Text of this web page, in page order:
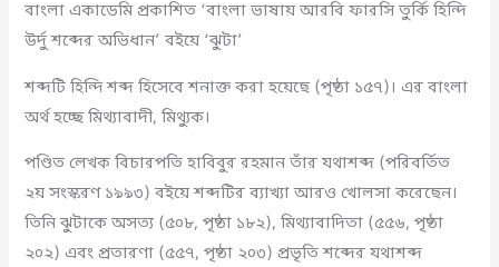
বাংলা একাডেমি প্রকাশিত ‘বাংলা ভাষায় আরবি ফারসি তুর্কি হিন্দি
উর্দু শব্দের অভিধান’ বইয়ে ‘ঝুটা’
শব্দটি হিন্দি শব্দ হিসেবে শনাক্ত করা হয়েছে (পৃষ্ঠা ১৫৭)। এর বাংলা
অর্থ হচ্ছে মিথ্যাবাদী, মিথ্যুক।
পণ্ডিত লেখক বিচারপতি হাবিবুর রহমান তাঁর যথাশব্দ (পরিবর্তিত
২য় সংস্করণ ১৯৯৩) বইয়ে শব্দটির ব্যাখ্যা আরও খোলসা করেছেন।
তিনি ঝুটাকে অসত্য (৫০৮, পৃষ্ঠা ১৮২), মিথ্যাবাদিতা (৫৫৬, পৃষ্ঠা
২০২) এবং প্রতারণা (৫৫৭, পৃষ্ঠা ২০৩) প্রভৃতি শব্দের যথাশব্দ